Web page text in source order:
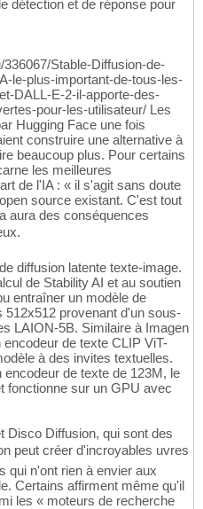
détection et de réponse pour
Stable-Diffusion-de-
le-plus-important-de-tous-les-
DALL-E-2-il-apporte-des-
pour-les-utilisateur/ Les
Hugging Face une fois
construire une alternative à
beaucoup plus. Pour certains
les meilleures
de l'IA : « il s'agit sans doute
source existant. C'est tout
aura des conséquences
diffusion latente texte-image.
de Stability AI et au soutien
entraîner un modèle de
provenant d'un sous-
LAION-5B. Similaire à Imagen
de texte CLIP ViT-
à des invites textuelles.
de texte de 123M, le
fonctionne sur un GPU avec
Disco Diffusion, qui sont des
peut créer d'incroyables uvres
qui n'ont rien à envier aux
Certains affirment même qu'il
les « moteurs de recherche